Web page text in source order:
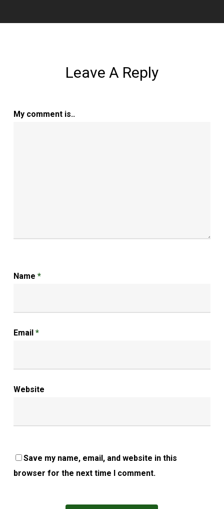
Leave A Reply
My comment is..
Name *
Email *
Website
Save my name, email, and website in this
browser for the next time I comment.